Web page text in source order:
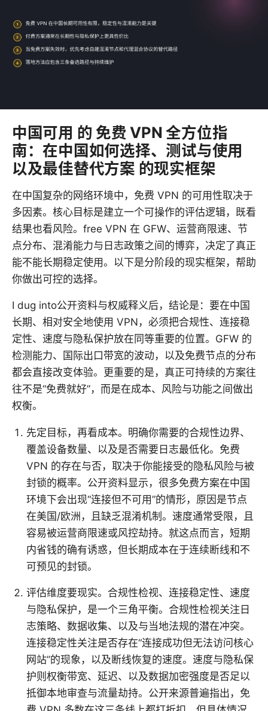
中国可用 的 免费 VPN 全方位指
南：在中国如何选择、测试与使用
以及最佳替代方案 的现实框架
在中国复杂的网络环境中，免费 VPN 的可用性取决于
多因素。核心目标是建立一个可操作的评估逻辑，既看
结果也看风险。free VPN 在 GFW、运营商限速、节
点分布、混淆能力与日志政策之间的博弈，决定了真正
能不能长期稳定使用。以下是分阶段的现实框架，帮助
你做出可控的选择。
I dug into公开资料与权威释义后，结论是：要在中国
长期、相对安全地使用 VPN，必须把合规性、连接稳
定性、速度与隐私保护放在同等重要的位置。GFW 的
检测能力、国际出口带宽的波动，以及免费节点的分布
都会直接改变体验。更重要的是，真正可持续的方案往
往不是“免费就好”，而是在成本、风险与功能之间做出
权衡。
先定目标，再看成本。明确你需要的合规性边界、
覆盖设备数量、以及是否需要日志最低化。免费
VPN 的存在与否，取决于你能接受的隐私风险与被
封锁的概率。公开资料显示，很多免费方案在中国
环境下会出现“连接但不可用”的情形，原因是节点
在美国/欧洲，且缺乏混淆机制。速度通常受限，且
容易被运营商限速或风控劫持。就这点而言，短期
内省钱的确有诱惑，但长期成本在于连续断线和不
可预见的封锁。
评估维度要现实。合规性检视、连接稳定性、速度
与隐私保护，是一个三角平衡。合规性检视关注日
志策略、数据收集、以及与当地法规的潜在冲突。
连接稳定性关注是否存在“连接成功但无法访问核心
网站”的现象，以及断线恢复的速度。速度与隐私保
护则权衡带宽、延迟、以及数据加密强度是否足以
抵御本地审查与流量劫持。公开来源普遍指出，免